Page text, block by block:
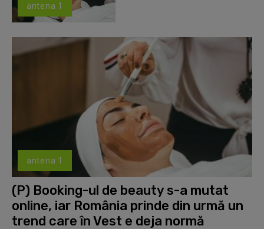
antena 1
antena 1
(P) Booking-ul de beauty s-a mutat
online, iar România prinde din urmă un
trend care în Vest e deja normă